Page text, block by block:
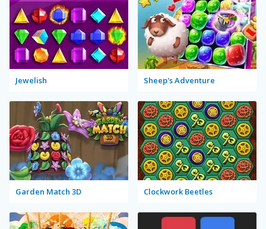
Jewelish Sheep's Adventure
Garden Match 3D Clockwork Beetles